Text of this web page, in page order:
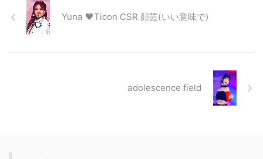
Yuna 🖤Ticon CSR 顔芸(いい意味で)
adolescence field